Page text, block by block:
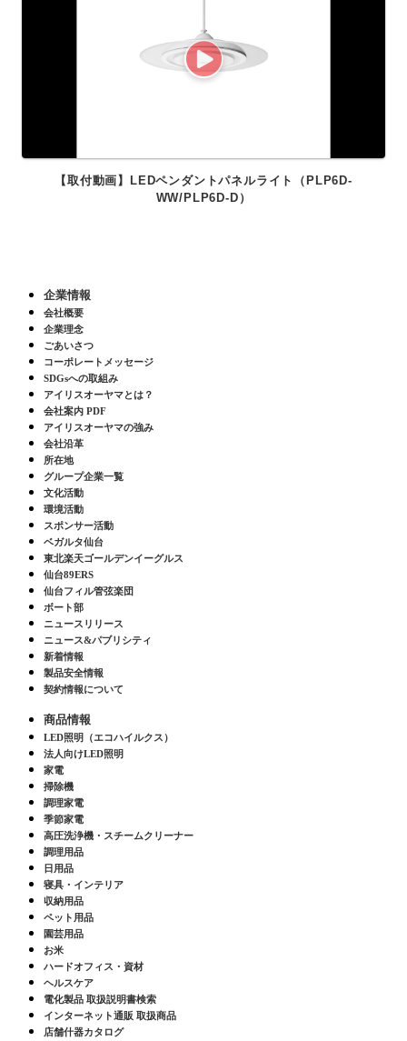
【取付動画】LEDペンダントパネルライト（PLP6D-
WW/PLP6D-D）
企業情報
会社概要
企業理念
ごあいさつ
コーポレートメッセージ
SDGsへの取組み
アイリスオーヤマとは？
会社案内 PDF
アイリスオーヤマの強み
会社沿革
所在地
グループ企業一覧
文化活動
環境活動
スポンサー活動
ベガルタ仙台
東北楽天ゴールデンイーグルス
仙台89ERS
仙台フィル管弦楽団
ボート部
ニュースリリース
ニュース&パブリシティ
新着情報
製品安全情報
契約情報について
商品情報
LED照明（エコハイルクス）
法人向けLED照明
家電
掃除機
調理家電
季節家電
高圧洗浄機・スチームクリーナー
調理用品
日用品
寝具・インテリア
収納用品
ペット用品
園芸用品
お米
ハードオフィス・資材
ヘルスケア
電化製品 取扱説明書検索
インターネット通販 取扱商品
店舗什器カタログ